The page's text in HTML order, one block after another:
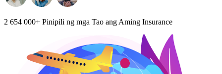
2 654 000+ Pinipili ng mga Tao ang Aming Insurance